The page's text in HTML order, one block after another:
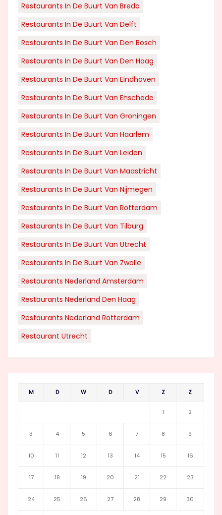
Restaurants In De Buurt Van Breda
Restaurants In De Buurt Van Delft
Restaurants In De Buurt Van Den Bosch
Restaurants In De Buurt Van Den Haag
Restaurants In De Buurt Van Eindhoven
Restaurants In De Buurt Van Enschede
Restaurants In De Buurt Van Groningen
Restaurants In De Buurt Van Haarlem
Restaurants In De Buurt Van Leiden
Restaurants In De Buurt Van Maastricht
Restaurants In De Buurt Van Nijmegen
Restaurants In De Buurt Van Rotterdam
Restaurants In De Buurt Van Tilburg
Restaurants In De Buurt Van Utrecht
Restaurants In De Buurt Van Zwolle
Restaurants Nederland Amsterdam
Restaurants Nederland Den Haag
Restaurants Nederland Rotterdam
Restaurant Utrecht
M D W D V Z Z
1 2
3 4 5 6 7 8 9
10 11 12 13 14 15 16
17 18 19 20 21 22 23
24 25 26 27 28 29 30